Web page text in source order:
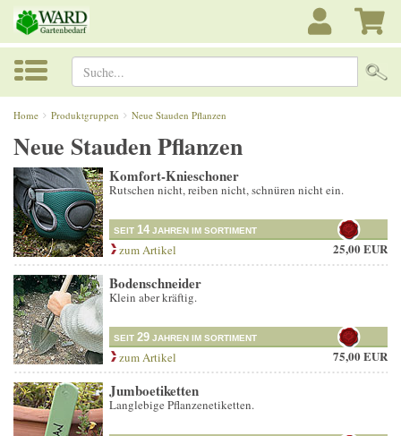
Suche...
Home Produktgruppen Neue Stauden Pflanzen
Neue Stauden Pflanzen
Komfort-Knieschoner
Rutschen nicht, reiben nicht, schnüren nicht ein.
SEIT 14 JAHREN IM SORTIMENT
zum Artikel 25,00 EUR
Bodenschneider
Klein aber kräftig.
SEIT 29 JAHREN IM SORTIMENT
zum Artikel 75,00 EUR
Jumboetiketten
Langlebige Pflanzenetiketten.